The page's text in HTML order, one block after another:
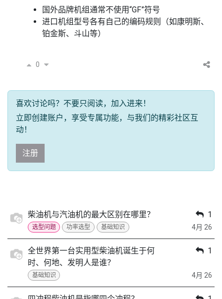
国外品牌机组通常不使用“GF”符号
进口机组型号各有自己的编码规则（如康明斯、
铂金斯、斗山等）
0
喜欢讨论吗？不要只阅读，加入进来！
立即创建账户，享受专属功能，与我们的精彩社区互
动！
注册
柴油机与汽油机的最大区别在哪里？
选型问题 功率选型 基础知识
1
4月 26
全世界第一台实用型柴油机诞生于何
时、何地、发明人是谁？
基础知识
1
4月 26